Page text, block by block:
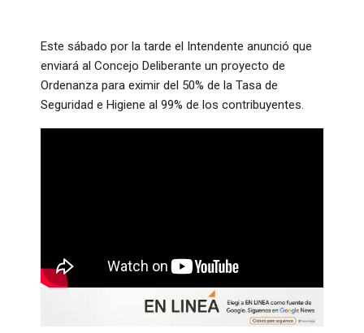
Este sábado por la tarde el Intendente anunció que
enviará al Concejo Deliberante un proyecto de
Ordenanza para eximir del 50% de la Tasa de
Seguridad e Higiene al 99% de los contribuyentes.